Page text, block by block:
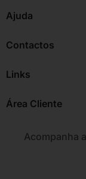
Ajuda
Contactos
Links
Área Cliente
Acompanha